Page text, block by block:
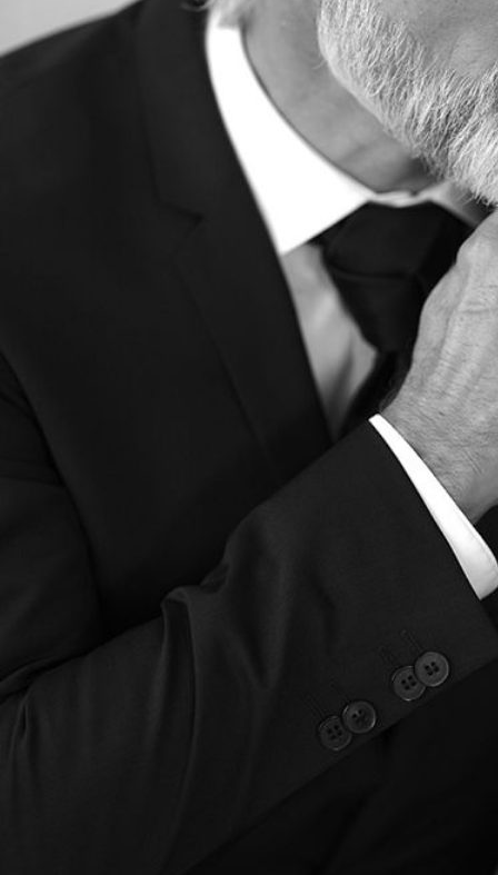
Alexander Manz
127 cm Taille
42 Pointure
Yeux
Bleus
Télécharger le pdf